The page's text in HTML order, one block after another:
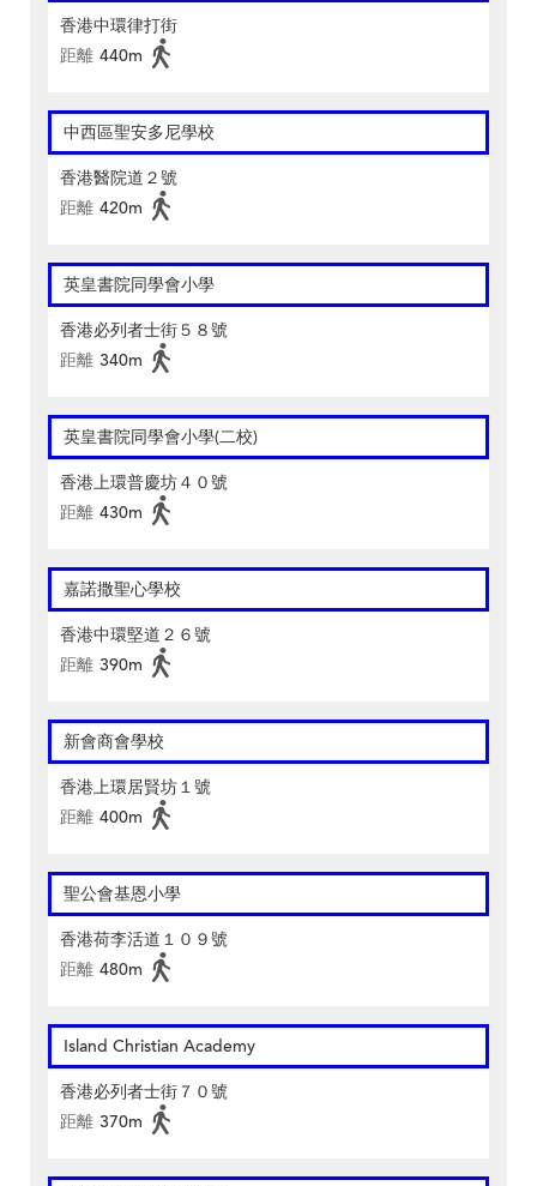
香港中環律打街
距離 440m
中西區聖安多尼學校
香港醫院道２號
距離 420m
英皇書院同學會小學
香港必列者士街５８號
距離 340m
英皇書院同學會小學(二校)
香港上環普慶坊４０號
距離 430m
嘉諾撒聖心學校
香港中環堅道２６號
距離 390m
新會商會學校
香港上環居賢坊１號
距離 400m
聖公會基恩小學
香港荷李活道１０９號
距離 480m
Island Christian Academy
香港必列者士街７０號
距離 370m